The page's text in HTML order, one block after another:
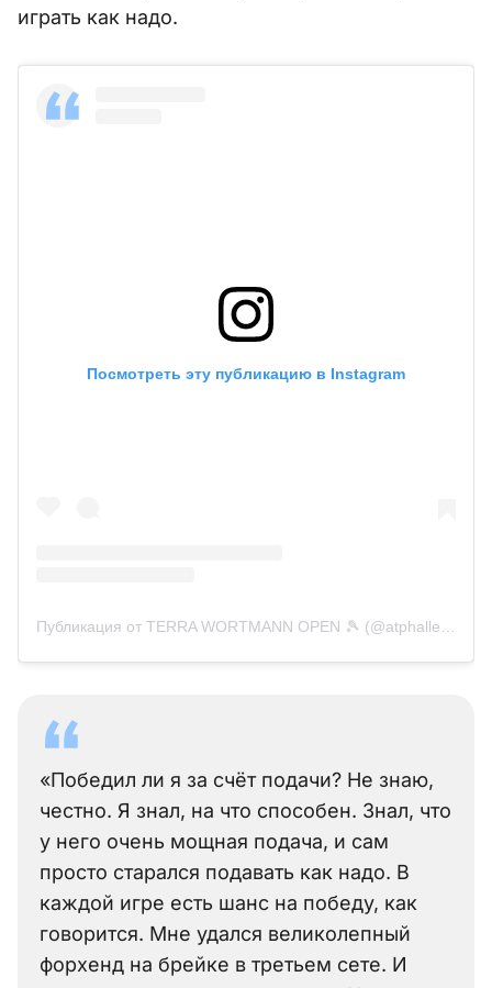
играть как надо.
Посмотреть эту публикацию в Instagram
Публикация от TERRA WORTMANN OPEN 🎾 (@atphalle_official)
«Победил ли я за счёт подачи? Не знаю,
честно. Я знал, на что способен. Знал, что
у него очень мощная подача, и сам
просто старался подавать как надо. В
каждой игре есть шанс на победу, как
говорится. Мне удался великолепный
форхенд на брейке в третьем сете. И